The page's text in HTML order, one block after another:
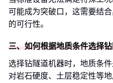
可能成为突破口，这需要结
的可行性。
三、如何根据地质条件选择钻
选择钻隧道机器时，地质条
对岩石硬度、土层稳定性等